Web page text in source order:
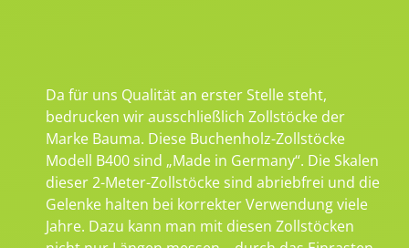
Da für uns Qualität an erster Stelle steht,
bedrucken wir ausschließlich Zollstöcke der
Marke Bauma. Diese Buchenholz-Zollstöcke
Modell B400 sind „Made in Germany“. Die Skalen
dieser 2-Meter-Zollstöcke sind abriebfrei und die
Gelenke halten bei korrekter Verwendung viele
Jahre. Dazu kann man mit diesen Zollstöcken